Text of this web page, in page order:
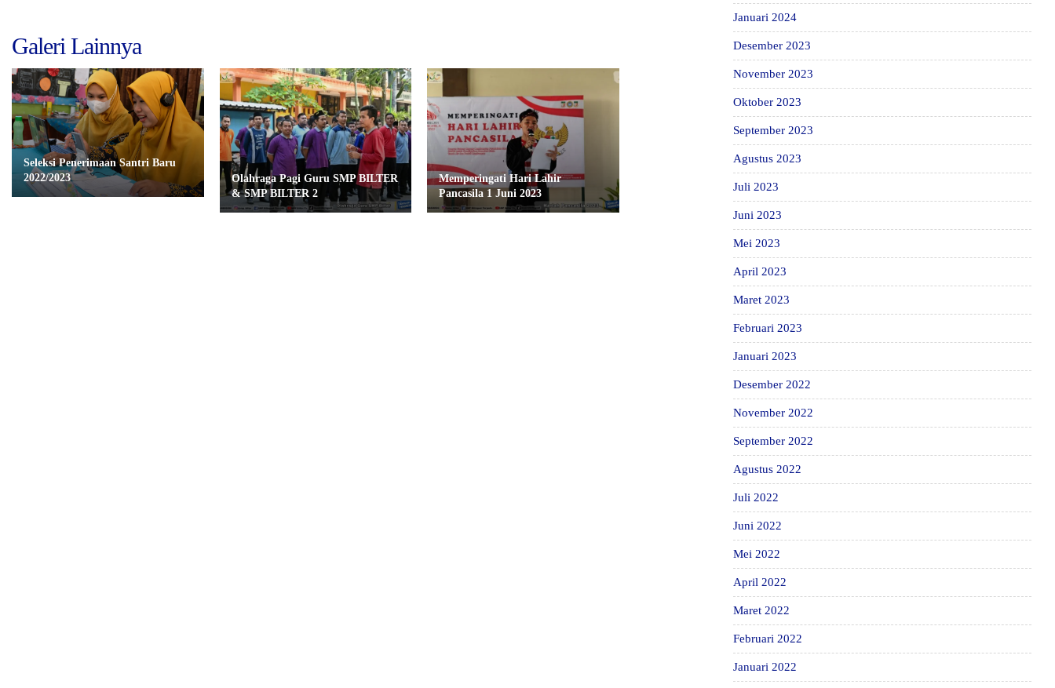
Galeri Lainnya
Seleksi Penerimaan Santri Baru
2022/2023
Olahraga Pagi Guru SMP BILTER
& SMP BILTER 2
Memperingati Hari Lahir
Pancasila 1 Juni 2023
Januari 2024
Desember 2023
November 2023
Oktober 2023
September 2023
Agustus 2023
Juli 2023
Juni 2023
Mei 2023
April 2023
Maret 2023
Februari 2023
Januari 2023
Desember 2022
November 2022
September 2022
Agustus 2022
Juli 2022
Juni 2022
Mei 2022
April 2022
Maret 2022
Februari 2022
Januari 2022